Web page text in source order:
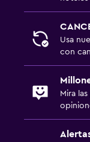
Usa
con
Mira